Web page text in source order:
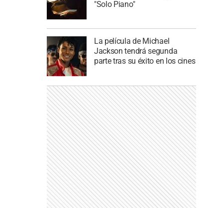
"Solo Piano"
La película de Michael
Jackson tendrá segunda
parte tras su éxito en los cines